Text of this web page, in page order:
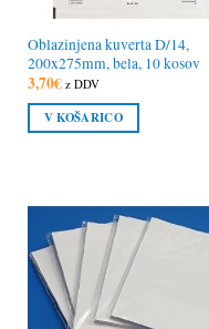
Oblazinjena kuverta D/14,
200x275mm, bela, 10 kosov
3,70€ z DDV
V KOŠARICO